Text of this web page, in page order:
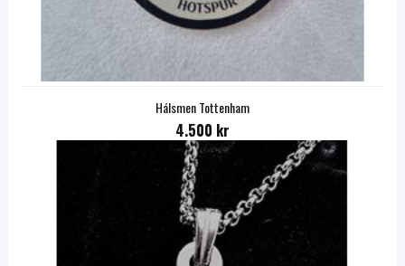
Hálsmen Tottenham
4.500 kr